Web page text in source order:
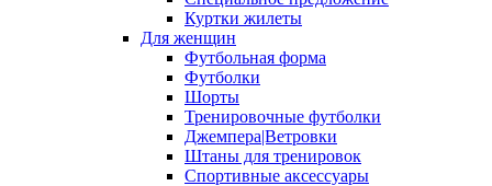
Куртки жилеты
Для женщин
Футбольная форма
Футболки
Шорты
Тренировочные футболки
Джемпера|Ветровки
Штаны для тренировок
Спортивные аксессуары